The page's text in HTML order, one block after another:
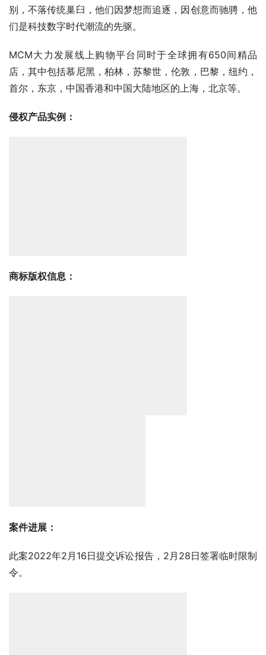
别，不落传统巢臼，他们因梦想而追逐，因创意而驰骋，他
们是科技数字时代潮流的先驱。
MCM大力发展线上购物平台同时于全球拥有650间精品
店，其中包括慕尼黑，柏林，苏黎世，伦敦，巴黎，纽约，
首尔，东京，中国香港和中国大陆地区的上海，北京等。
侵权产品实例：
商标版权信息：
案件进展：
此案2022年2月16日提交诉讼报告，2月28日签署临时限制
令。